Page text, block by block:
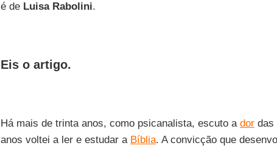
é de Luisa Rabolini.
Eis o artigo.
Há mais de trinta anos, como psicanalista, escuto a dordas
anos voltei a ler e estudar a Bíblia. A convicção que